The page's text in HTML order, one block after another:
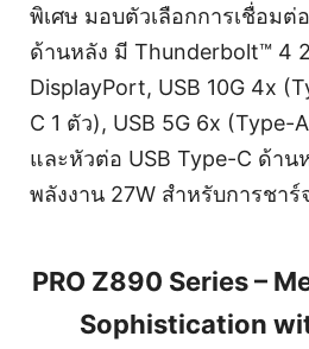
พิเศษ มอบตัวเลือกการเชื่อมต่
ด้านหลัง มี Thunderbolt™ 4
DisplayPort, USB 10G 4x
C 1 ตัว), USB 5G 6x (Type-
และหัวต่อ USB Type-C ด้าน
พลังงาน 27W สำหรับการชา
PRO Z890 Series –
Sophistication